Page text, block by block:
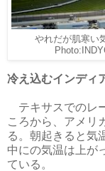
やれだが肌寒い
冷え込むインディ
テキサスでのレ
ころから、アメリ
る。朝起きると気
中にの気温は上
ている。